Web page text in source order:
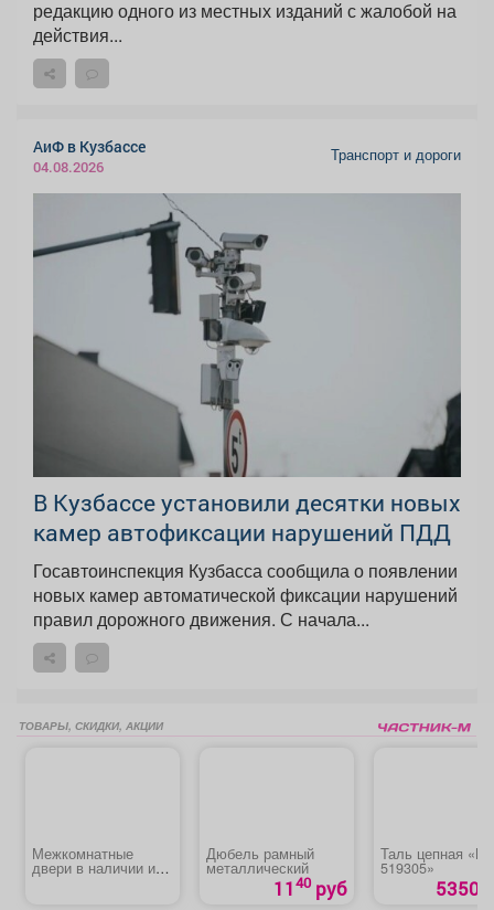
редакцию одного из местных изданий с жалобой на
действия...
АиФ в Кузбассе
04.08.2026
Транспорт и дороги
В Кузбассе установили десятки новых
камер автофиксации нарушений ПДД
Госавтоинспекция Кузбасса сообщила о появлении
новых камер автоматической фиксации нарушений
правил дорожного движения. С начала...
ТОВАРЫ, СКИДКИ, АКЦИИ
Межкомнатные
двери в наличии и
под заказ
Дюбель рамный
металлический
1140 руб
Таль цепная
519305»
5350